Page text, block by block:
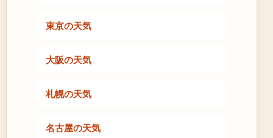
東京の天気
大阪の天気
札幌の天気
名古屋の天気